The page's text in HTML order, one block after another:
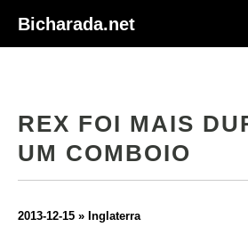
Bicharada.net
REX FOI MAIS
UM COMBOIO
2013-12-15 » Inglaterra